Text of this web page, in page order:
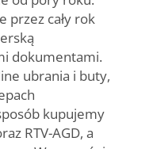
przez cały rok
dokumentami.
ubrania i buty,
kupujemy
RTV-AGD, a